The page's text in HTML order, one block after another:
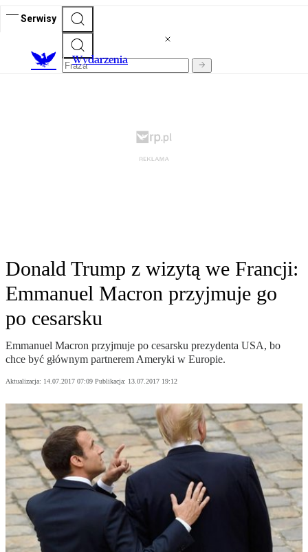
Serwisy
Wydarzenia
Donald Trump z wizytą we Francji:
Emmanuel Macron przyjmuje go
po cesarsku
Emmanuel Macron przyjmuje po cesarsku prezydenta USA, bo
chce być głównym partnerem Ameryki w Europie.
Aktualizacja: 14.07.2017 07:09 Publikacja: 13.07.2017 19:12